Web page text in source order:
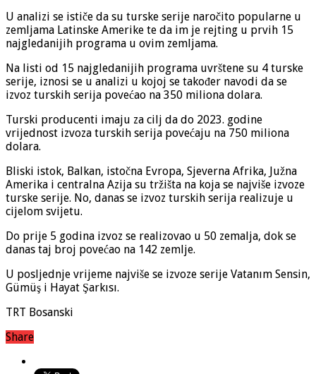
U analizi se ističe da su turske serije naročito popularne u
zemljama Latinske Amerike te da im je rejting u prvih 15
najgledanijih programa u ovim zemljama.
Na listi od 15 najgledanijih programa uvrštene su 4 turske
serije, iznosi se u analizi u kojoj se također navodi da se
izvoz turskih serija povećao na 350 miliona dolara.
Turski producenti imaju za cilj da do 2023. godine
vrijednost izvoza turskih serija povećaju na 750 miliona
dolara.
Bliski istok, Balkan, istočna Evropa, Sjeverna Afrika, Južna
Amerika i centralna Azija su tržišta na koja se najviše izvoze
turske serije. No, danas se izvoz turskih serija realizuje u
cijelom svijetu.
Do prije 5 godina izvoz se realizovao u 50 zemalja, dok se
danas taj broj povećao na 142 zemlje.
U posljednje vrijeme najviše se izvoze serije Vatanım Sensin,
Gümüş i Hayat Şarkısı.
TRT Bosanski
Share